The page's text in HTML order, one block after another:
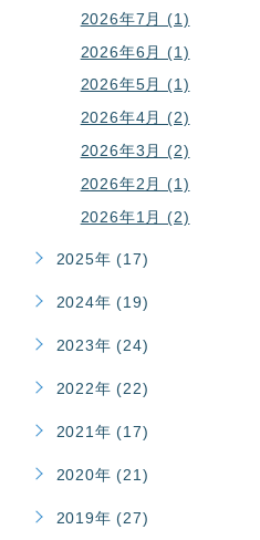
2026年7月 (1)
2026年6月 (1)
2026年5月 (1)
2026年4月 (2)
2026年3月 (2)
2026年2月 (1)
2026年1月 (2)
2025年 (17)
2024年 (19)
2023年 (24)
2022年 (22)
2021年 (17)
2020年 (21)
2019年 (27)